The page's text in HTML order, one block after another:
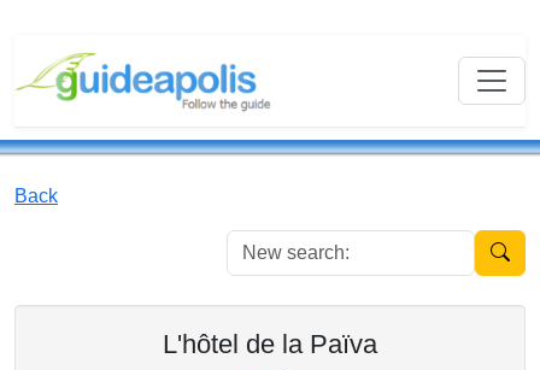
Back
New
L'hôtel de la Païva